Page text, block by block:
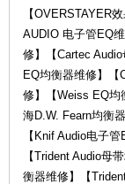
【OVERSTAYER
AUDIO 电子管EQ
修】【Cartec
EQ均衡器维修】
修】【Weiss EQ均
海D.W. Fearn均衡
【Knif Audio电子
【Trident Audio母
衡器维修】【